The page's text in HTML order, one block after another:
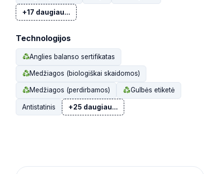
+17 daugiau...
Technologijos
Anglies balanso sertifikatas
Medžiagos (biologiškai skaidomos)
Medžiagos (perdirbamos) Gulbės etiketė
Antistatinis +25 daugiau...